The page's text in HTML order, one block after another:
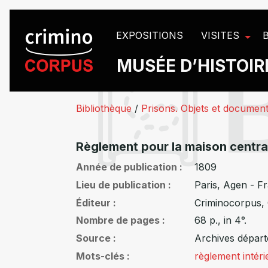
EXPOSITIONS VISITES
MUSÉE
Bibliothèque / Prisons. Objets et
Règlement pour la maison
Année de publication
1809
Lieu de publication
Paris, Agen -
Éditeur
Criminocorpus,
Nombre de pages
68 p., in 4°.
Source
Archives
Mots-clés
règlement
Panneau de gestion des cookies